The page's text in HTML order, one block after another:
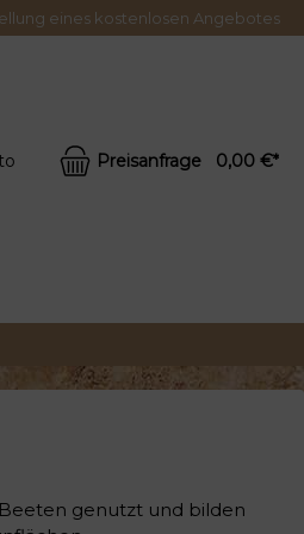
eines kostenlosen Angebotes
Preisanfrage 0,00 €*
genutzt und bilden